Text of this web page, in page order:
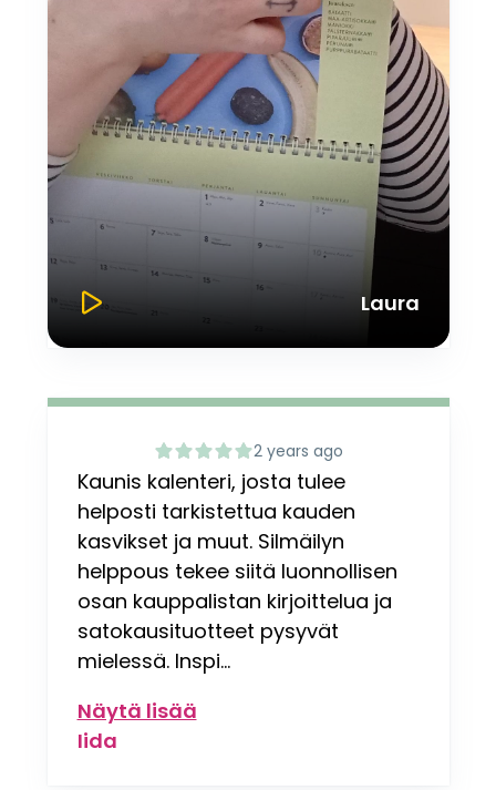
Laura
2 years ago
Kaunis kalenteri, josta tulee
helposti tarkistettua kauden
kasvikset ja muut. Silmäilyn
helppous tekee siitä luonnollisen
osan kauppalistan kirjoittelua ja
satokausituotteet pysyvät
mielessä. Inspi...
Näytä lisää
Iida